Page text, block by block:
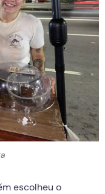
escolheu o